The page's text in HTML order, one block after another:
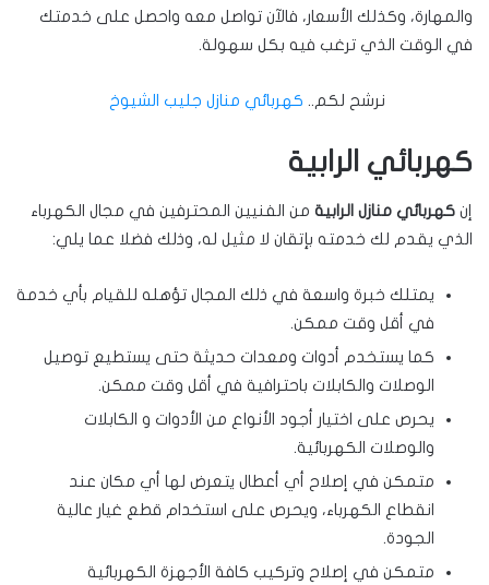
والمهارة، وكذلك الأسعار، فالآن تواصل معه واحصل على خدمتك
في الوقت الذي ترغب فيه بكل سهولة.
نرشح لكم.. كهربائي منازل جليب الشيوخ
كهربائي الرابية
إن كهربائي منازل الرابية من الفنيين المحترفين في مجال الكهرباء
الذي يقدم لك خدمته بإتقان لا مثيل له، وذلك فضلا عما يلي:
يمتلك خبرة واسعة في ذلك المجال تؤهله للقيام بأي خدمة
في أقل وقت ممكن.
كما يستخدم أدوات ومعدات حديثة حتى يستطيع توصيل
الوصلات والكابلات باحترافية في أقل وقت ممكن.
يحرص على اختيار أجود الأنواع من الأدوات و الكابلات
والوصلات الكهربائية.
متمكن في إصلاح أي أعطال يتعرض لها أي مكان عند
انقطاع الكهرباء، ويحرص على استخدام قطع غيار عالية
الجودة.
متمكن في إصلاح وتركيب كافة الأجهزة الكهربائية